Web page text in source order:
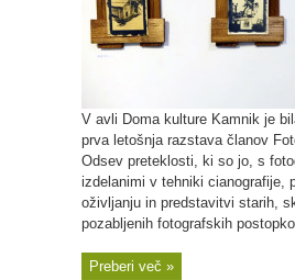
V avli Doma kulture Kamnik je
prva letošnja razstava članov
Odsev preteklosti, ki so jo, s
izdelanimi v tehniki cianografije,
oživljanju in predstavitvi starih,
pozabljenih fotografskih
Preberi več »